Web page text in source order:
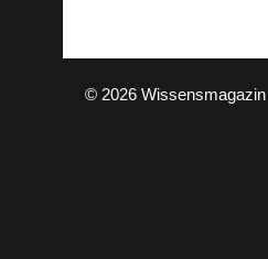
© 2026